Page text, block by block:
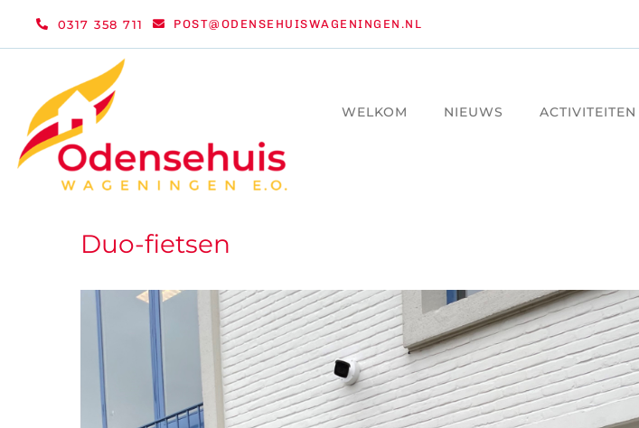
0317 358 711 POST@ODENSEHUISWAGENINGEN.NL
WELKOM NIEUWS ACTIVITEITEN
Duo-fietsen